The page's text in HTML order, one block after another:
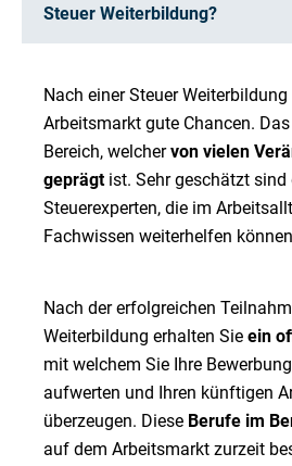
Steuer Weiterbildung?
Nach einer Steuer
Arbeitsmarkt gute Chancen.
Bereich, welchervon vielen
geprägt ist. Sehr geschätzt sind
Steuerexperten, die im
Fachwissen weiterhelfen
Nach der erfolgreichen
Weiterbildung erhalten Sie ein
mit welchem Sie Ihre
aufwerten und Ihren künftigen
überzeugen. Diese Berufe im
auf dem Arbeitsmarkt zurzeit